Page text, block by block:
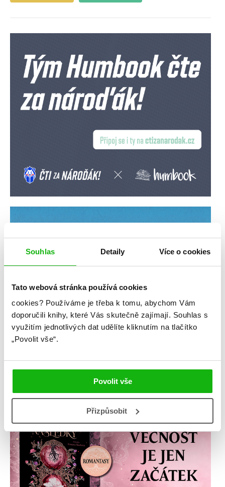
Souhlas Detaily Více o cookies
Tato webová stránka používá cookies
cookies? Používáme je třeba k tomu, abychom Vám
doporučili knihy, které Vás skutečně zajímají. Souhlas s
využitím jednotlivých dat udělíte kliknutím na tlačítko
„Povolit vše“.
Povolit vše
Přizpůsobit